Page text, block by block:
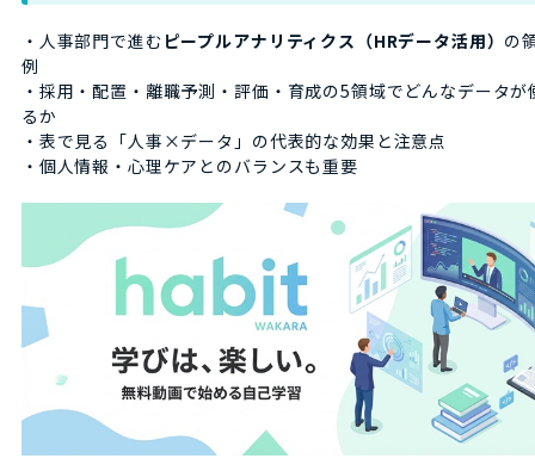
・人事部門で進む ピープルアナリティクス（HRデータ活用） の
例
・採用・配置・離職予測・評価・育成の5領域でどんなデータが
るか
・表で見る「人事×データ」の代表的な効果と注意点
・個人情報・心理ケアとのバランスも重要